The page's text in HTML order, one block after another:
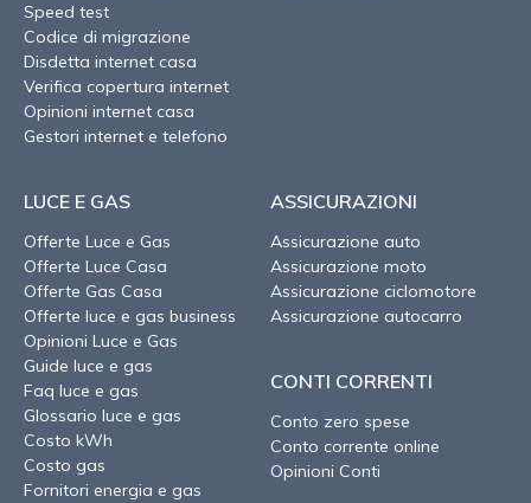
Speed test
Codice di migrazione
Disdetta internet casa
Verifica copertura internet
Opinioni internet casa
Gestori internet e telefono
LUCE E GAS
Offerte Luce e Gas
Offerte Luce Casa
Offerte Gas Casa
Offerte luce e gas business
Opinioni Luce e Gas
Guide luce e gas
Faq luce e gas
Glossario luce e gas
Costo kWh
Costo gas
Fornitori energia e gas
ASSICURAZIONI
Assicurazione auto
Assicurazione moto
Assicurazione ciclomotore
Assicurazione autocarro
CONTI CORRENTI
Conto zero spese
Conto corrente online
Opinioni Conti